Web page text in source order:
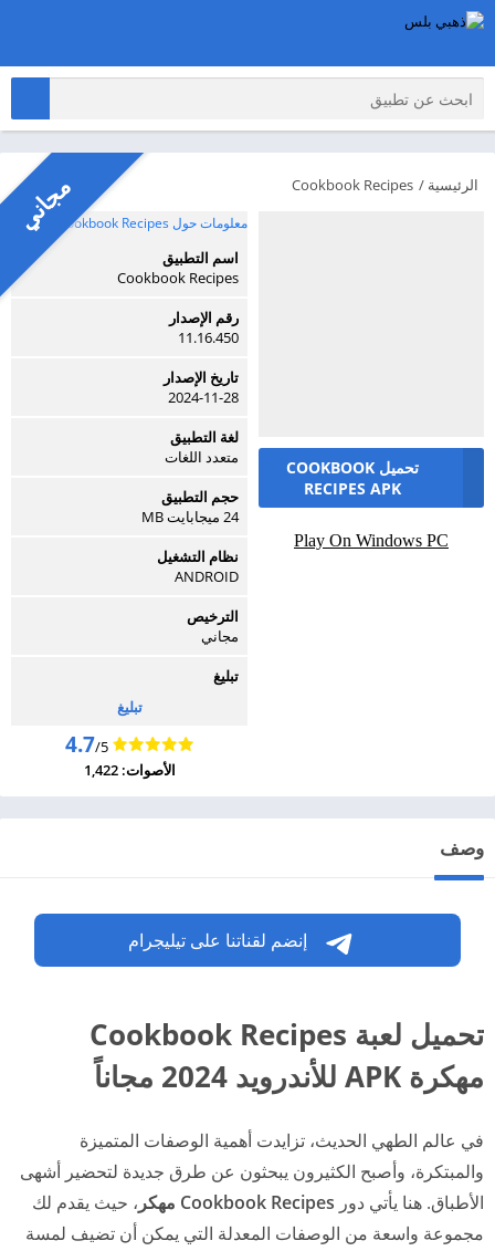
الرئيسية /
Cookbook Recipes
تحميل COOKBOOK
RECIPES APK
Play On Windows PC
معلومات حول Cookbook Recipes
اسم التطبيق
Cookbook Recipes
رقم الإصدار
11.16.450
تاريخ الإصدار
2024-11-28
لغة التطبيق
متعدد اللغات
حجم التطبيق
24 ميجابايت MB
نظام التشغيل
ANDROID
الترخيص
مجاني
تبليغ
تبليغ
4.7/5
الأصوات: 1,422
مجاني
وصف
إنضم لقناتنا على تيليجرام
تحميل لعبة Cookbook Recipes
مهكرة APK للأندرويد 2024 مجاناً
في عالم الطهي الحديث، تزايدت أهمية الوصفات المتميزة
والمبتكرة، وأصبح الكثيرون يبحثون عن طرق جديدة لتحضير أشهى
الأطباق. هنا يأتي دور Cookbook Recipes مهكر
، حيث يقدم لك
مجموعة واسعة من الوصفات المعدلة التي يمكن أن تضيف لمسة